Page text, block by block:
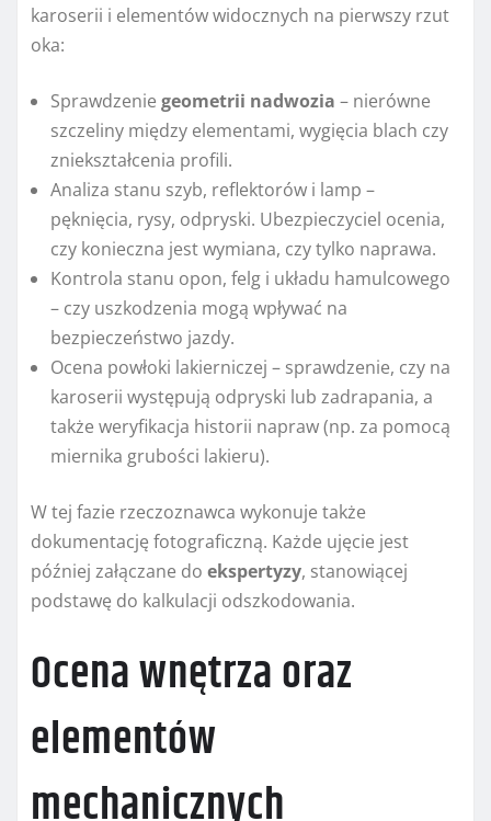
karoserii i elementów widocznych na pierwszy rzut
oka:
Sprawdzenie geometrii nadwozia – nierówne
szczeliny między elementami, wygięcia blach czy
zniekształcenia profili.
Analiza stanu szyb, reflektorów i lamp –
pęknięcia, rysy, odpryski. Ubezpieczyciel ocenia,
czy konieczna jest wymiana, czy tylko naprawa.
Kontrola stanu opon, felg i układu hamulcowego
– czy uszkodzenia mogą wpływać na
bezpieczeństwo jazdy.
Ocena powłoki lakierniczej – sprawdzenie, czy na
karoserii występują odpryski lub zadrapania, a
także weryfikacja historii napraw (np. za pomocą
miernika grubości lakieru).
W tej fazie rzeczoznawca wykonuje także
dokumentację fotograficzną. Każde ujęcie jest
później załączane do ekspertyzy, stanowiącej
podstawę do kalkulacji odszkodowania.
Ocena wnętrza oraz
elementów
mechanicznych